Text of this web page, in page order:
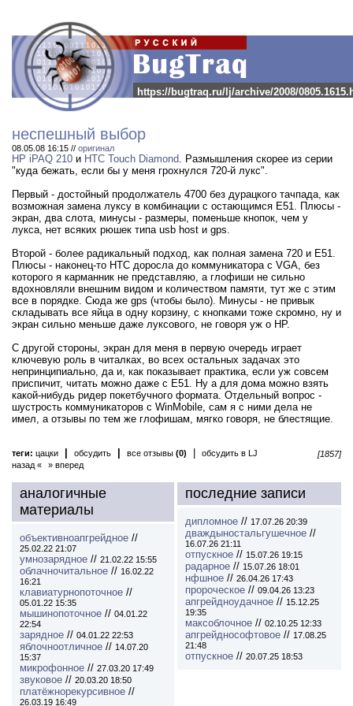
https://bugtraq.ru/lj/archive/2008/
неспешный выбор
08.05.08 16:15 // оригинал
HP iPAQ 210 и HTC Touch Diamond. Размышления скорее из серии
"куда бежать, если бы у меня грохнулся 720-й лукс".
Первый - достойный продолжатель 4700 без дурацкого тачпада, как
возможная замена луксу в комбинации с остающимся E51. Плюсы -
экран, два слота, минусы - размеры, поменьше кнопок, чем у
лукса, нет всяких рюшек типа usb host и gps.
Второй - более радикальный подход, как полная замена 720 и E51.
Плюсы - наконец-то HTC доросла до коммуникатора с VGA, без
которого я карманник не представляю, а глофиши не сильно
вдохновляли внешним видом и количеством памяти, тут же с этим
все в порядке. Сюда же gps (чтобы было). Минусы - не привык
складывать все яйца в одну корзину, с кнопками тоже скромно, ну и
экран сильно меньше даже луксового, не говоря уж о HP.
C другой стороны, экран для меня в первую очередь играет
ключевую роль в читалках, во всех остальных задачах это
непринципиально, да и, как показывает практика, если уж совсем
приспичит, читать можно даже с E51. Ну а для дома можно взять
какой-нибудь ридер покетбучного формата. Отдельный вопрос -
шустрость коммуникаторов с WinMobile, сам я с ними дела не
имел, а отзывы по тем же глофишам, мягко говоря, не блестящие.
теги: цацки обсудить все отзывы (0) обсудить в LJ
[1857]
назад «
» вперед
аналогичные
материалы
объективноапгрейдное //
25.02.22 21:07
умнозарядное // 21.02.22 15:55
облачночитальное // 16.02.22
16:21
клавиатурнопоточное //
05.01.22 15:35
мышинопоточное // 04.01.22
22:54
зарядное // 04.01.22 22:53
яблочноотличное // 14.07.20
15:37
микрофонное // 27.03.20 17:49
звуковое // 20.03.20 18:50
платёжнорекурсивное //
26.03.19 16:49
последние записи
дипломное // 17.07.26 20:39
дваждыностальгушечное //
16.07.26 21:11
отпускное // 15.07.26 19:15
радарное // 15.07.26 18:01
нфшное // 26.04.26 17:43
пророческое // 09.04.26 13:23
апгрейдноудачное // 15.12.25
19:35
максоблочное // 02.10.25 12:33
апгрейднософтовое // 17.08.25
21:48
отпускное // 20.07.25 18:53